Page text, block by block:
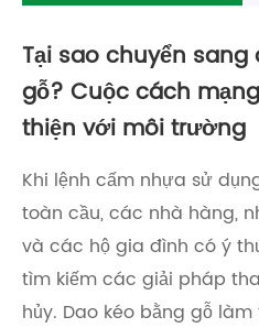
Tại sao chuyển
gỗ? Cuộc cách
thiện với môi trường
Khi lệnh cấm nhựa sử
toàn cầu, các nhà hàng,
và các hộ gia đình có ý
tìm kiếm các giải pháp
hủy. Dao kéo bằng gỗ